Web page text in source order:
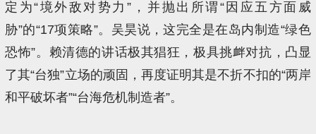
定为“境外敌对势力”，并抛出所谓“因应五方面威
胁”的“17项策略”。吴昊说，这完全是在岛内制造“绿色
恐怖”。赖清德的讲话极其猖狂，极具挑衅对抗，凸显
了其“台独”立场的顽固，再度证明其是不折不扣的“两岸
和平破坏者”“台海危机制造者”。